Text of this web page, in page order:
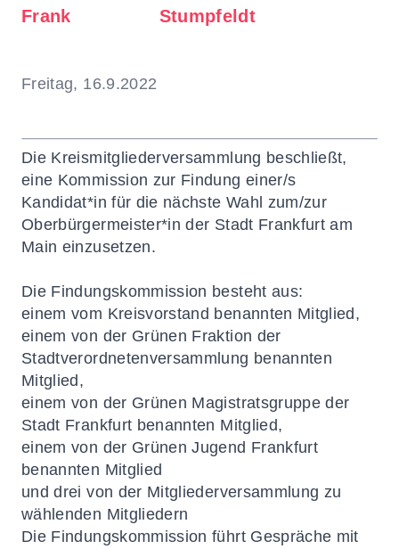
Frank
Stumpfeldt
Freitag, 16.9.2022
Die Kreismitgliederversammlung beschließt,
eine Kommission zur Findung einer/s
Kandidat*in für die nächste Wahl zum/zur
Oberbürgermeister*in der Stadt Frankfurt am
Main einzusetzen.
Die Findungskommission besteht aus:
einem vom Kreisvorstand benannten Mitglied,
einem von der Grünen Fraktion der
Stadtverordnetenversammlung benannten
Mitglied,
einem von der Grünen Magistratsgruppe der
Stadt Frankfurt benannten Mitglied,
einem von der Grünen Jugend Frankfurt
benannten Mitglied
und drei von der Mitgliederversammlung zu
wählenden Mitgliedern
Die Findungskommission führt Gespräche mit